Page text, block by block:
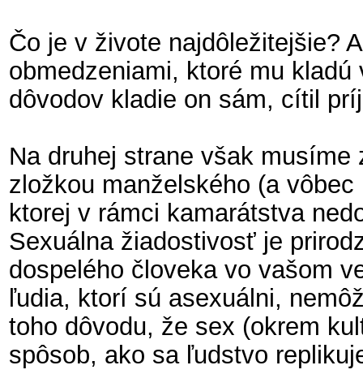
Čo je v živote najdôležitejšie?
obmedzeniami, ktoré mu
dôvodov kladie on sám, cítil
Na druhej strane však
zložkou manželského (a
ktorej v rámci kamarátstva
Sexuálna žiadostivosť je
dospelého človeka vo vašom
ľudia, ktorí sú asexuálni,
toho dôvodu, že sex (okrem
spôsob, ako sa ľudstvo